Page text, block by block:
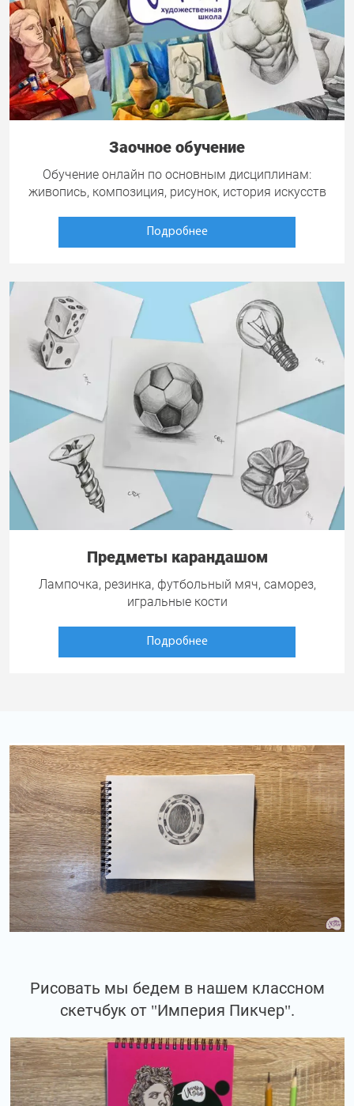
Заочное обучение
Обучение онлайн по основным дисциплинам:
живопись, композиция, рисунок, история искусств
Подробнее
Предметы карандашом
Лампочка, резинка, футбольный мяч, саморез,
игральные кости
Подробнее
Рисовать мы бедем в нашем классном
скетчбук от "Империя Пикчер".